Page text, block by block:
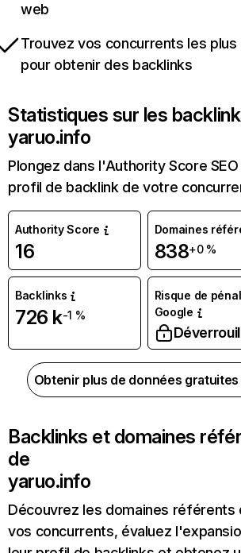
web
Trouvez vos concurrents les
pour obtenir des backlinks
Statistiques sur les
yaruo.info
Plongez dans l'Authority Score
profil de backlink de votre
Authority Score
16
Domaines
838+0 %
Backlinks
726 k-1 %
Risque de
Google
Obtenir plus de données
Backlinks et domaines
de
yaruo.info
Découvrez les domaines référents
vos concurrents, évaluez